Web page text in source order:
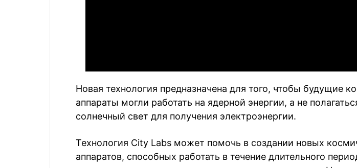
Новая технология предназначена для того, чтобы будущие
аппараты могли работать на ядерной энергии, а не
солнечный свет для получения электроэнергии.
Технология City Labs может помочь в создании новых
аппаратов, способных работать в течение длительного